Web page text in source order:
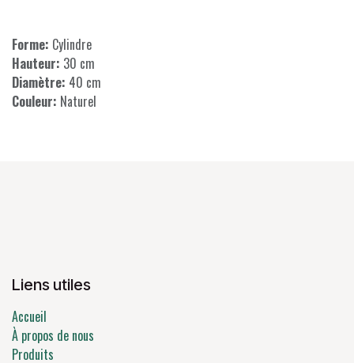
Forme: Cylindre
Hauteur: 30 cm
Diamètre: 40 cm
Couleur: Naturel
Liens utiles
Accueil
À propos de nous
Produits